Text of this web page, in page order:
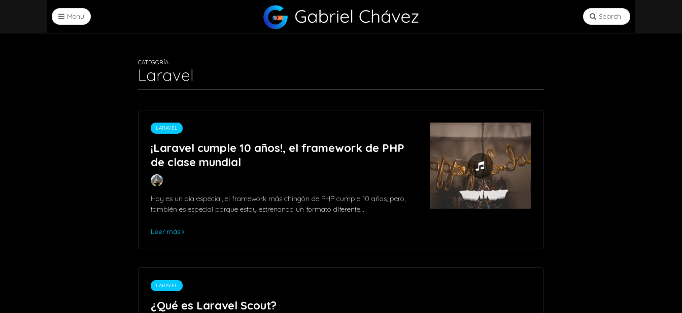
Menu Search
CATEGORÍA
Laravel
LARAVEL
¡Laravel cumple 10 años!, el framework de PHP
de clase mundial
Hoy es un día especial, el framework más chingón de PHP cumple 10 años, pero,
también es especial porque estoy estrenando un formato diferente…
Leer más
LARAVEL
¿Qué es Laravel Scout?